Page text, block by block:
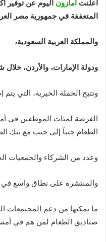
أعلنت أمازون اليوم عن توفير
المتعففة في جمهورية مصر
والمملكة العربية السعودية،
ودولة الإمارات، والأردن،
وتتيح الحملة الخيرية، التي يتم
الفرصة لمئات الموظفين في
الطعام جنباً إلى جنب مع بنك
وعدد من الشركاء والجمعيات
والمنتشرة على نطاق واسع في
ما يمكنها من دعم المجتمعات
صناديق الطعام لمن هم في أمس